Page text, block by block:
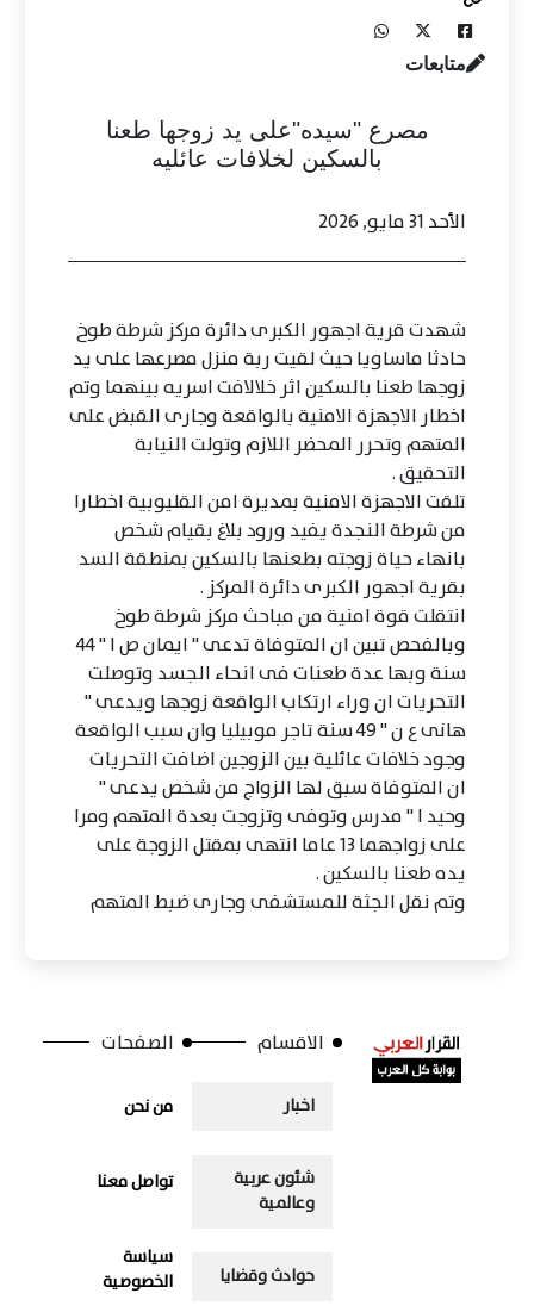
متابعات
مصرع "سيده"على يد زوجها طعنا
بالسكين لخلافات عائليه
الأحد 31 مايو, 2026
شهدت قرية اجهور الكبرى دائرة مركز شرطة طوخ
حادثا ماساويا حيث لقيت ربة منزل مصرعها على يد
زوجها طعنا بالسكين اثر خلالافت اسريه بينهما وتم
اخطار الاجهزة الامنية بالواقعة وجارى القبض على
المتهم وتحرر المحضر اللازم وتولت النيابة
التحقيق .
تلقت الاجهزة الامنية بمديرة امن القليوبية اخطارا
من شرطة النجدة يفيد ورود بلاغ بقيام شخص
بانهاء حياة زوجته بطعنها بالسكين بمنطقة السد
بقرية اجهور الكبرى دائرة المركز .
انتقلت قوة امنية من مباحث مركز شرطة طوخ
وبالفحص تبين ان المتوفاة تدعى " ايمان ص ا " 44
سنة وبها عدة طعنات فى انحاء الجسد وتوصلت
التحريات ان وراء ارتكاب الواقعة زوجها ويدعى "
هانى ع ن " 49 سنة تاجر موبيليا وان سبب الواقعة
وجود خلافات عائلية بين الزوجين اضافت التحريات
ان المتوفاة سبق لها الزواج من شخص يدعى "
وحيد ا " مدرس وتوفى وتزوجت بعدة المتهم ومرا
على زواجهما 13 عاما انتهى بمقتل الزوجة على
يده طعنا بالسكين .
وتم نقل الجثة للمستشفى وجارى ضبط المتهم
الاقسام
اخبار
شئون عربية
وعالمية
حوادث وقضايا
الصفحات
من نحن
تواصل معنا
سياسة
الخصوصية